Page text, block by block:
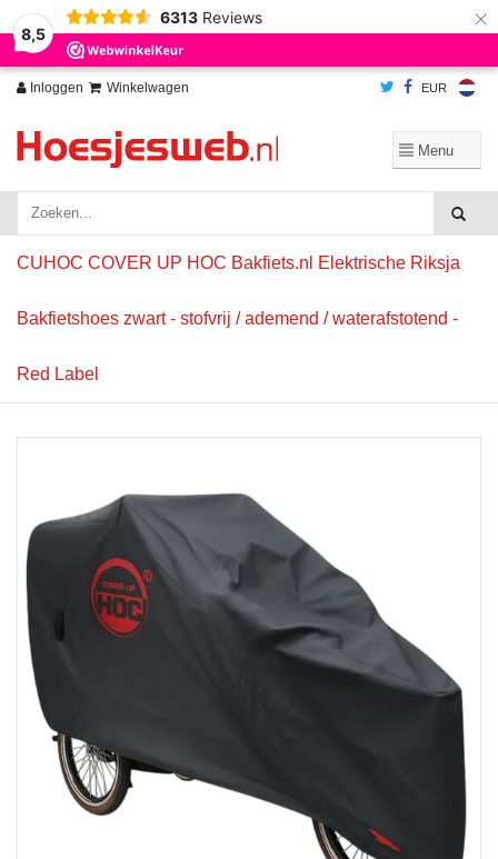
8,5
6313 Reviews ×
Inloggen Winkelwagen EUR
CUHOC COVER UP HOC Bakfiets.nl Elektrische Riksja
Bakfietshoes zwart - stofvrij / ademend / waterafstotend -
Red Label
Wij slaan cookies op om onze website te verbeteren. Is dat akkoord?
Ja
Nee